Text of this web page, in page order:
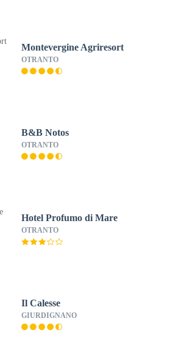
Montevergine Agriresort
OTRANTO
B&B Notos
OTRANTO
Hotel Profumo di Mare
OTRANTO
Il Calesse
GIURDIGNANO